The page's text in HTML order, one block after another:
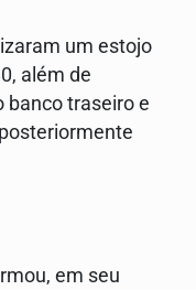
um estojo
além de
banco traseiro e
em seu